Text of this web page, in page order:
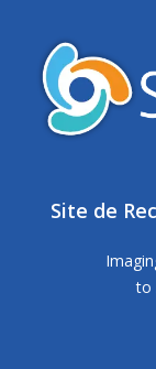
Site de
to